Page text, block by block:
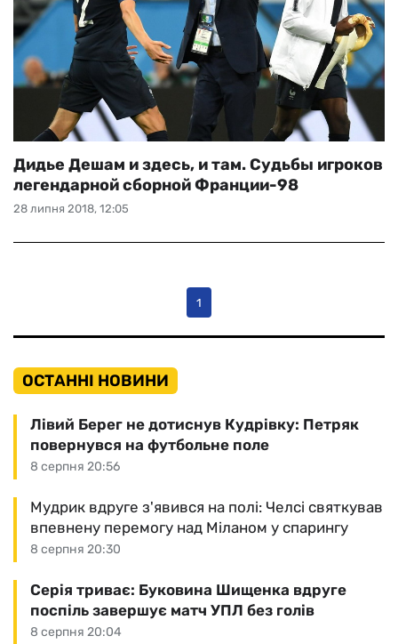
28 липня 2018, 12:05
Дидье Дешам и здесь, и там. Судьбы игроков
легендарной сборной Франции-98
1
ОСТАННІ НОВИНИ
8 серпня 20:56
Лівий Берег не дотиснув Кудрівку: Петряк
повернувся на футбольне поле
8 серпня 20:30
Мудрик вдруге з'явився на полі: Челсі святкував
впевнену перемогу над Міланом у спарингу
8 серпня 20:04
Серія триває: Буковина Шищенка вдруге
поспіль завершує матч УПЛ без голів